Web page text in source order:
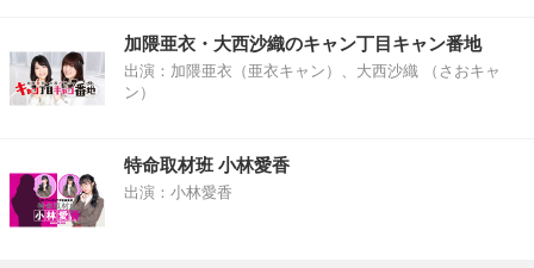
加隈亜衣・大西沙織のキャン丁目キャン番地
出演：加隈亜衣（亜衣キャン）、大西沙織 （さおキャ
ン）
特命取材班 小林愛香
出演：小林愛香